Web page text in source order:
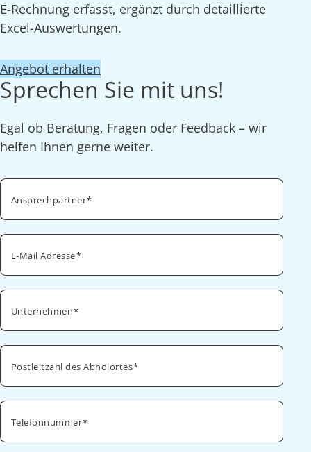
E-Rechnung erfasst, ergänzt durch detaillierte
Excel-Auswertungen.
Angebot erhalten
Sprechen Sie mit uns!
Egal ob Beratung, Fragen oder Feedback – wir
helfen Ihnen gerne weiter.
Ansprechpartner
E-Mail Adresse
Unternehmen
Postleitzahl des Abholortes
Telefonnummer